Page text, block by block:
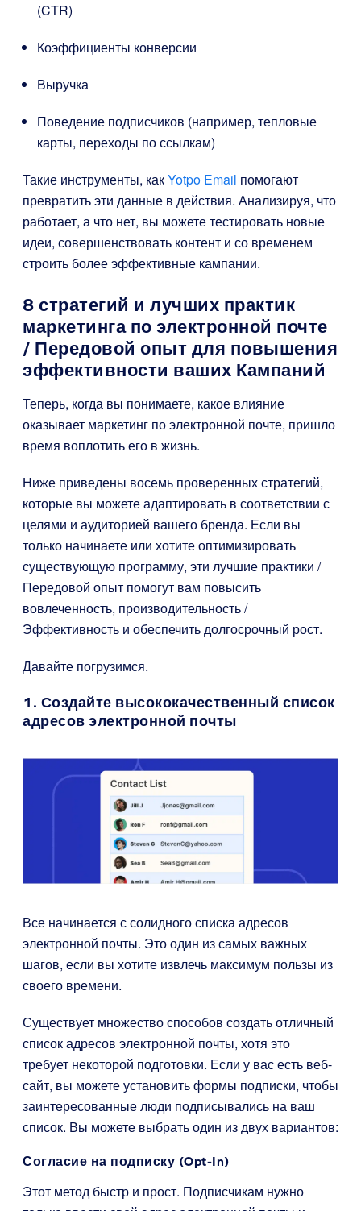
(CTR)
Коэффициенты конверсии
Выручка
Поведение подписчиков (например, тепловые
карты, переходы по ссылкам)
Такие инструменты, какYotpo Email помогают
превратить эти данные в действия. Анализируя, что
работает, а что нет, вы можете тестировать новые
идеи, совершенствовать контент и со временем
строить более эффективные кампании.
8 стратегий и лучших практик
маркетинга по электронной почте
/ Передовой опыт для повышения
эффективности ваших Кампаний
Теперь, когда вы понимаете, какое влияние
оказывает маркетинг по электронной почте, пришло
время воплотить его в жизнь.
Ниже приведены восемь проверенных стратегий,
которые вы можете адаптировать в соответствии с
целями и аудиторией вашего бренда. Если вы
только начинаете или хотите оптимизировать
существующую программу, эти лучшие практики /
Передовой опыт помогут вам повысить
вовлеченность, производительность /
Эффективность и обеспечить долгосрочный рост.
Давайте погрузимся.
1. Создайте высококачественный список
адресов электронной почты
Все начинается с солидного списка адресов
электронной почты. Это один из самых важных
шагов, если вы хотите извлечь максимум пользы из
своего времени.
Существует множество способов создать отличный
список адресов электронной почты, хотя это
требует некоторой подготовки. Если у вас есть веб-
сайт, вы можете установить формы подписки, чтобы
заинтересованные люди подписывались на ваш
список. Вы можете выбрать один из двух вариантов:
Согласие на подписку (Opt-In)
Этот метод быстр и прост. Подписчикам нужно